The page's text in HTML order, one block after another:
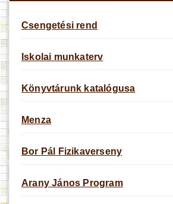
Csengetési rend
Iskolai munkaterv
Könyvtárunk katalógusa
Menza
Bor Pál Fizikaverseny
Arany János Program